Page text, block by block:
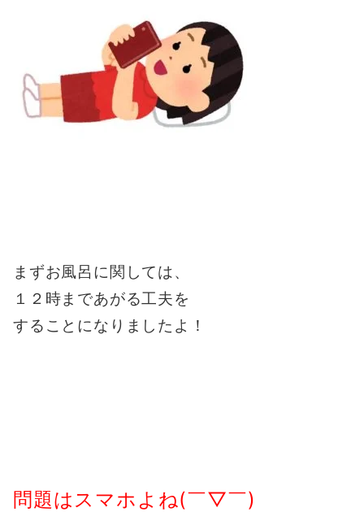
まずお風呂に関しては、
１２時まであがる工夫を
することになりましたよ！
問題はスマホよね(￣▽￣)